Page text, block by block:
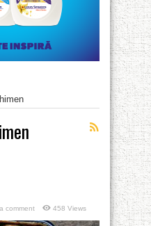
comment 458 Views